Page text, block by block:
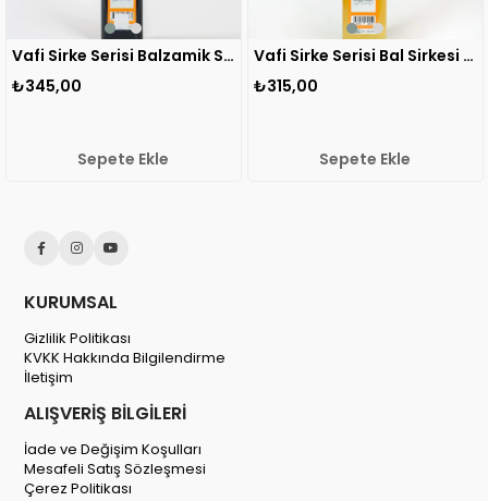
Vafi Sirke Serisi Balzamik Sirke 500 ml 1 ADET
Vafi Sirke Serisi Bal Sirkesi 500 ml 1 ADET
Sepete Ekle Sepete Ekle
KURUMSAL
Gizlilik Politikası
KVKK Hakkında Bilgilendirme
İletişim
ALIŞVERİŞ BİLGİLERİ
İade ve Değişim Koşulları
Mesafeli Satış Sözleşmesi
Çerez Politikası